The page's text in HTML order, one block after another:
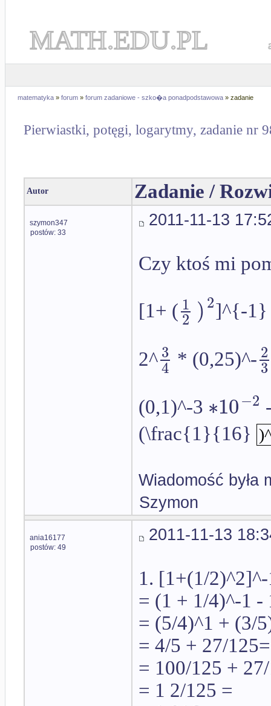
MATH.EDU.PL
matematyka » forum » forum zadaniowe - szko�a ponadpodstawowa » zadanie
Pierwiastki, potęgi, logarytmy, zadanie nr
Autor Zadanie /
szymon347
postów: 33
2011-11-13
Czy ktoś mi
[1+ ( 1
2 )2]^{-1}
2^3
4 * (0,25)^- 2
3
(0,1)^-3 ∗10−2
(\frac{1}{16}
Wiadomość była
Szymon
ania16177
postów: 49
2011-11-13
1. [1+(1/
= (1 + 1/4)^-1
= (5/4)^1 + (3/
= 4/5 + 27/125=
= 100/125 +
= 1 2/125 =